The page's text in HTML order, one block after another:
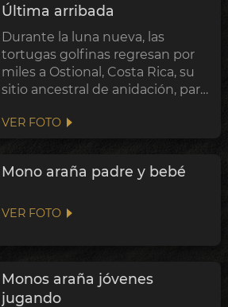
Última arribada
Durante la luna nueva, las
tortugas golfinas regresan por
miles a Ostional, Costa Rica, su
sitio ancestral de anidación, para
anidación llamados Arribadas.
VER FOTO
Mono araña padre y bebé
VER FOTO
Monos araña jóvenes
jugando